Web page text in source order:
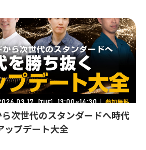
次世代のスタンダードへ時代
ップデート大全